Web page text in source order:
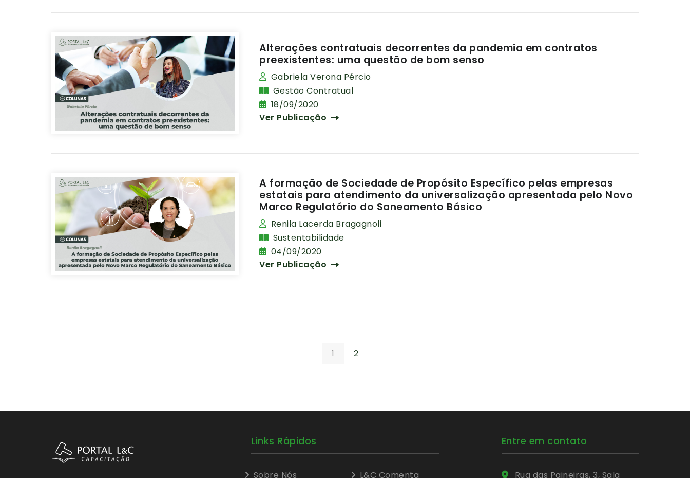
Alterações contratuais decorrentes da pandemia em contratos
preexistentes: uma questão de bom senso
Gabriela Verona Pércio
Gestão Contratual
18/09/2020
Ver Publicação
A formação de Sociedade de Propósito Específico pelas empresas
estatais para atendimento da universalização apresentada pelo Novo
Marco Regulatório do Saneamento Básico
Renila Lacerda Bragagnoli
Sustentabilidade
04/09/2020
Ver Publicação
1 2
Links Rápidos
Sobre Nós L&C Comenta
Entre em contato
Rua das Paineiras, 3, Sala